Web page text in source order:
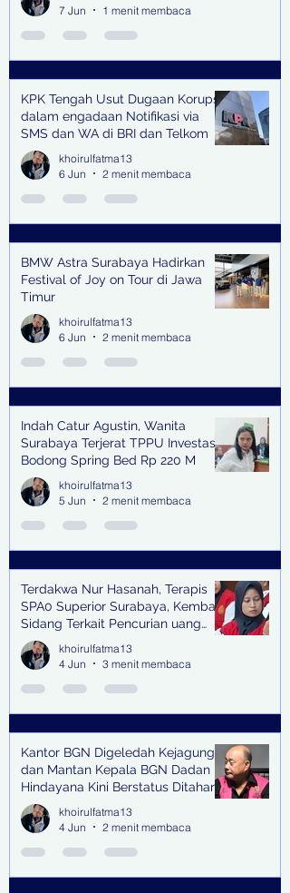
7 Jun
1 menit membaca
KPK Tengah Usut Dugaan Korupsi
dalam engadaan Notifikasi via
SMS dan WA di BRI dan Telkom
khoirulfatma13
6 Jun
2 menit membaca
BMW Astra Surabaya Hadirkan
Festival of Joy on Tour di Jawa
Timur
khoirulfatma13
6 Jun
2 menit membaca
Indah Catur Agustin, Wanita
Surabaya Terjerat TPPU Investasi
Bodong Spring Bed Rp 220 M
khoirulfatma13
5 Jun
2 menit membaca
Terdakwa Nur Hasanah, Terapis
SPA0 Superior Surabaya, Kembali
Sidang Terkait Pencurian uang
senilai Rp1,285 M di PN Surabaya
khoirulfatma13
4 Jun
3 menit membaca
Kantor BGN Digeledah Kejagung
dan Mantan Kepala BGN Dadan
Hindayana Kini Berstatus Ditahan
khoirulfatma13
4 Jun
2 menit membaca